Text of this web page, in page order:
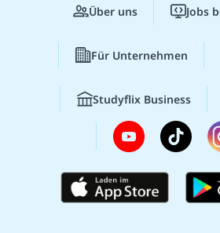
Über uns Jobs
Für Unternehmen
Studyflix Business